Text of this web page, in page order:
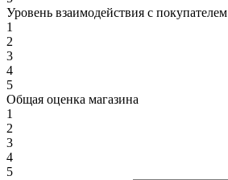
Уровень взаимодействия с покупателем
1
2
3
4
5
Общая оценка магазина
1
2
3
4
5